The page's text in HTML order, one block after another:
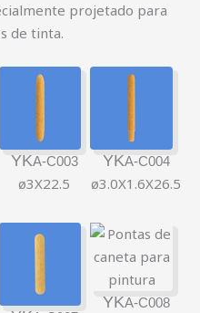
projetado para
de tinta.
YKA-C003
ø3X22.5
YKA-C004
ø3.0X1.6X26.5
YKA-C008